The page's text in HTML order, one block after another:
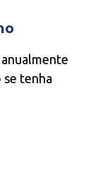
tenha